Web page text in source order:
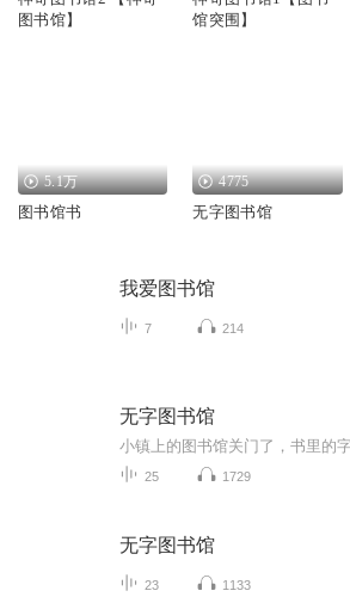
图书馆】
馆突围】
5.1万
图书馆书
4775
无字图书馆
我爱图书馆
7 214
无字图书馆
25 1729
无字图书馆
23 1133